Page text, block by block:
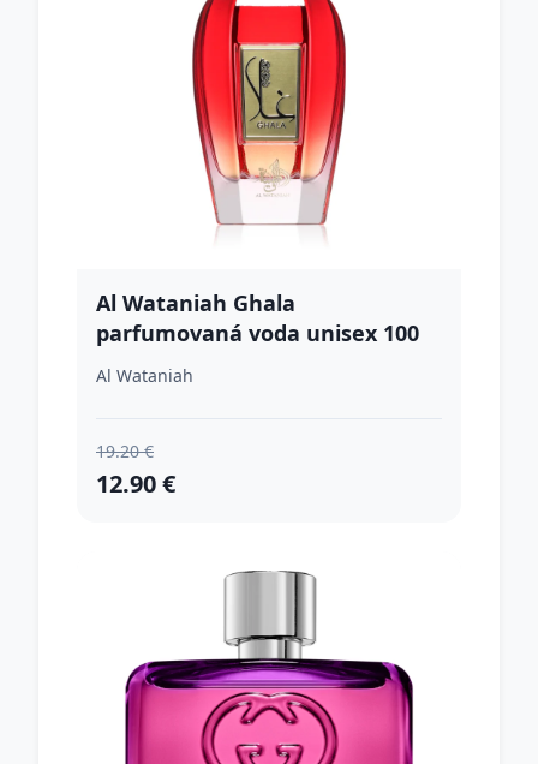
Al Wataniah Ghala
parfumovaná voda unisex 100
ml
Al Wataniah
19.20 €
12.90 €